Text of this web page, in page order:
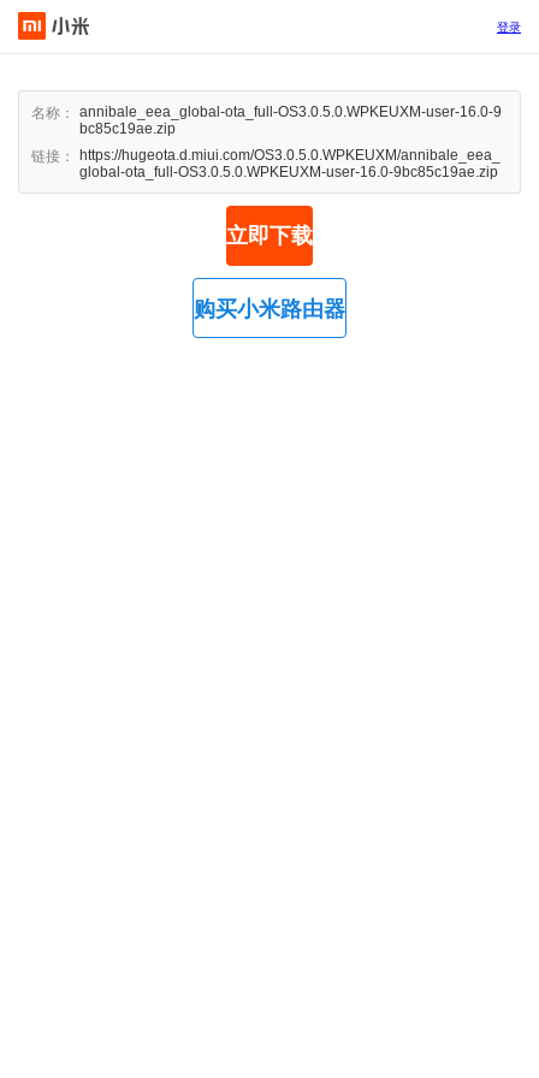
登录
名称：
annibale_eea_global-ota_full-OS3.0.5.0.WPKEUXM-user-16.0-9
bc85c19ae.zip
链接：
https://hugeota.d.miui.com/OS3.0.5.0.WPKEUXM/annibale_eea_
global-ota_full-OS3.0.5.0.WPKEUXM-user-16.0-9bc85c19ae.zip
立即下载
购买小米路由器